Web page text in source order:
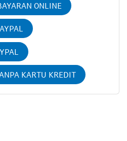
ONLINE
KARTU KREDIT